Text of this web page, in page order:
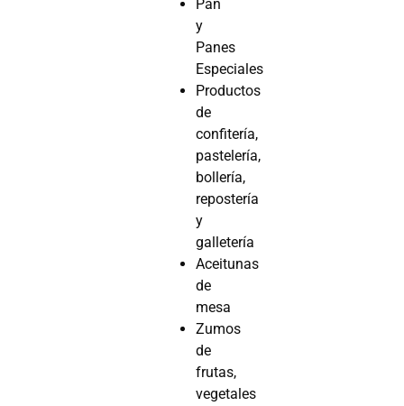
Pan
y
Panes
Especiales
Productos
de
confitería,
pastelería,
bollería,
repostería
y
galletería
Aceitunas
de
mesa
Zumos
de
frutas,
vegetales